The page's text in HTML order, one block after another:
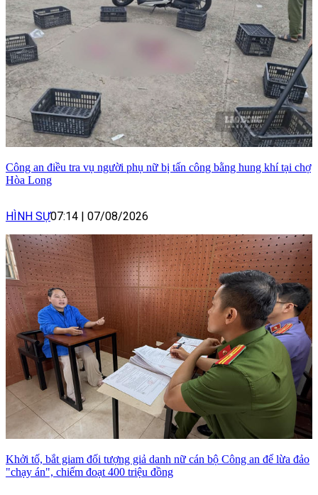
Công an điều tra vụ người phụ nữ bị tấn công bằng hung khí tại chợ
Hòa Long
HÌNH SỰ07:14 07/08/2026
Khởi tố, bắt giam đối tượng giả danh nữ cán bộ Công an để lừa đảo
"chạy án", chiếm đoạt 400 triệu đồng